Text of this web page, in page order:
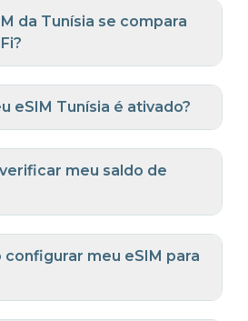
da Tunísia se compara
eSIM Tunísia é ativado?
meu saldo de
configurar meu eSIM para